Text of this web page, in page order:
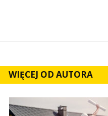
WIĘCEJ OD AUTORA